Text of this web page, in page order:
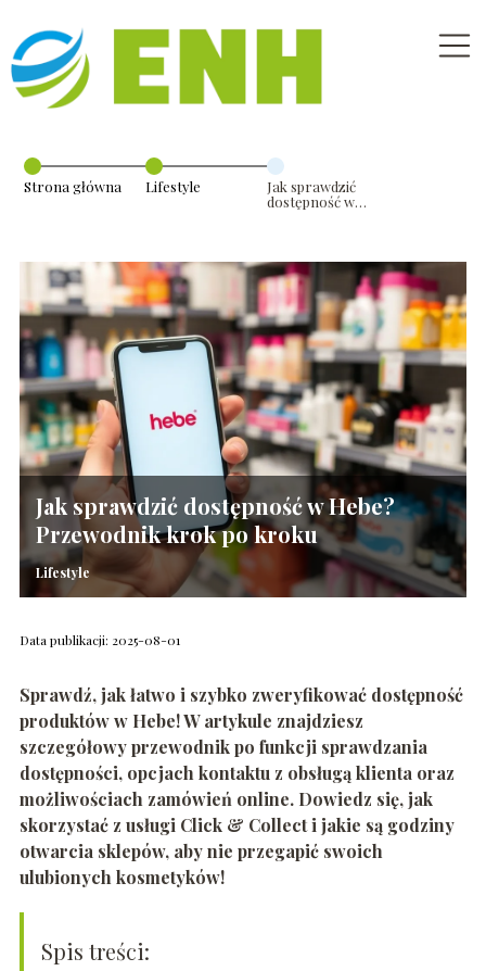
Strona główna Lifestyle
Jak sprawdzić
dostępność w
Jak sprawdzić dostępność w Hebe?
Przewodnik krok po kroku
Lifestyle
Data publikacji: 2025-08-01
Sprawdź, jak łatwo i szybko zweryfikować dostępność
produktów w Hebe! W artykule znajdziesz
szczegółowy przewodnik po funkcji sprawdzania
dostępności, opcjach kontaktu z obsługą klienta oraz
możliwościach zamówień online. Dowiedz się, jak
skorzystać z usługi Click & Collect i jakie są godziny
otwarcia sklepów, aby nie przegapić swoich
ulubionych kosmetyków!
Spis treści: